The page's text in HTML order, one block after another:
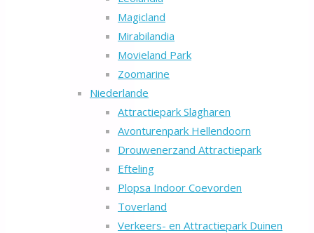
Magicland
Mirabilandia
Movieland Park
Zoomarine
Niederlande
Attractiepark Slagharen
Avonturenpark Hellendoorn
Drouwenerzand Attractiepark
Efteling
Plopsa Indoor Coevorden
Toverland
Verkeers- en Attractiepark Duinen